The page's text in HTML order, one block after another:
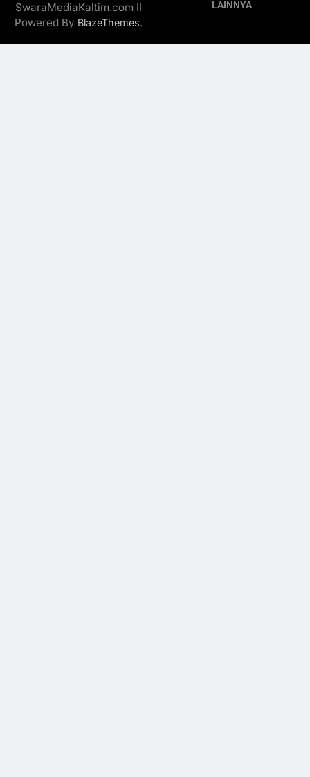
SwaraMediaKaltim.com II
Powered By BlazeThemes.
LAINNYA